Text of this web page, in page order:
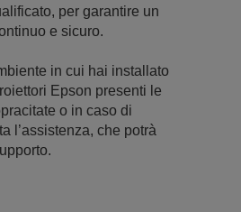
per garantire un
e sicuro.
in cui hai installato
Epson presenti le
o in caso di
l’assistenza, che potrà